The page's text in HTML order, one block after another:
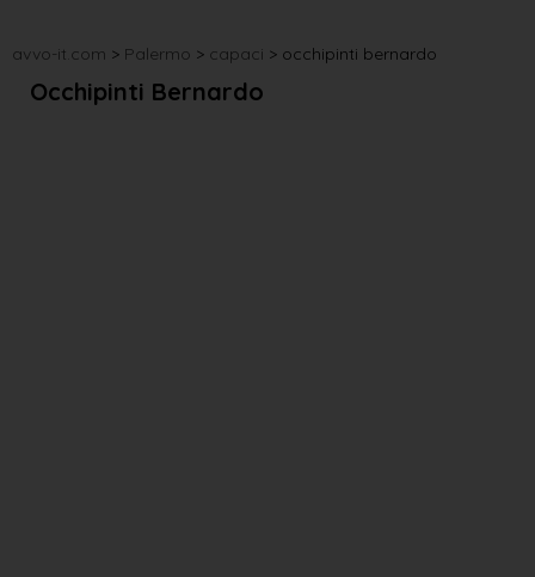
avvo-it.com > Palermo > capaci > occhipinti bernardo
Occhipinti Bernardo